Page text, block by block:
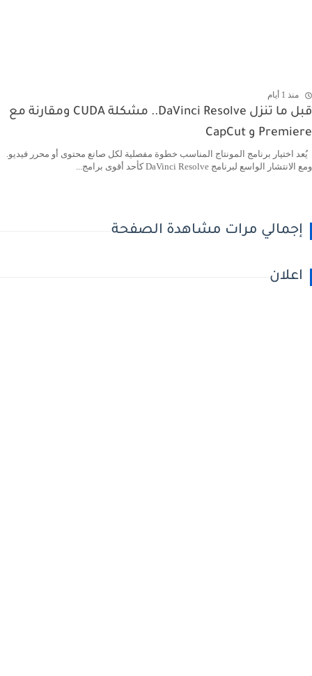
منذ 1 أيام
قبل ما تنزل DaVinci Resolve.. مشكلة CUDA ومقارنة مع
Premiere و CapCut
يُعد اختيار برنامج المونتاج المناسب خطوة مفصلية لكل صانع محتوى أو محرر فيديو.
ومع الانتشار الواسع لبرنامج DaVinci Resolve كأحد أقوى برامج...
إجمالي مرات مشاهدة الصفحة
اعلان